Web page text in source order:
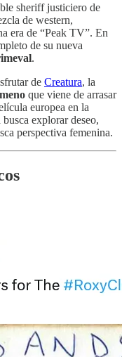
sheriff justiciero de
de western,
era de “Peak TV”. En
de su nueva
.
de Creatura, la
que viene de arrasar
europea en la
explorar deseo,
perspectiva femenina.